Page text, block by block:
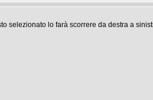
selezionato lo farà scorrere da destra a